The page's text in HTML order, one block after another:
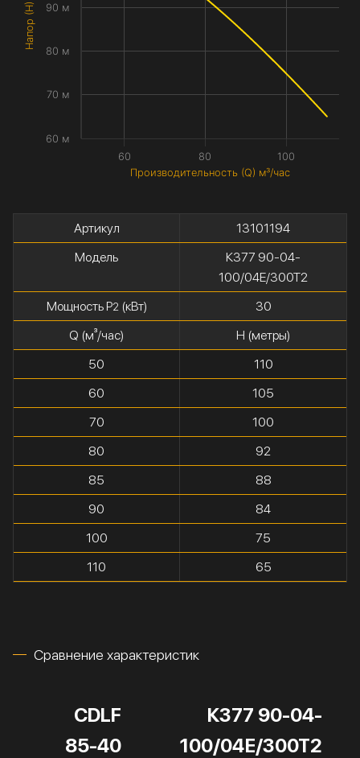
Производительность (Q) м³/час
60 80 100
60 м
70 м
80 м
90 м
Артикул
13101194
Модель
К377 90-04-
100/04Е/300Т2
Мощность P2(кВт)
30
Q (м³/час)
H (метры)
50
110
60
105
70
100
80
92
85
88
90
84
100
75
110
65
Сравнение характеристик
CDLF
85-40
К377 90-04-
100/04Е/300Т2